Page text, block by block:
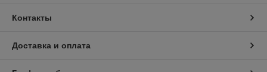
Контакты
Доставка и оплата